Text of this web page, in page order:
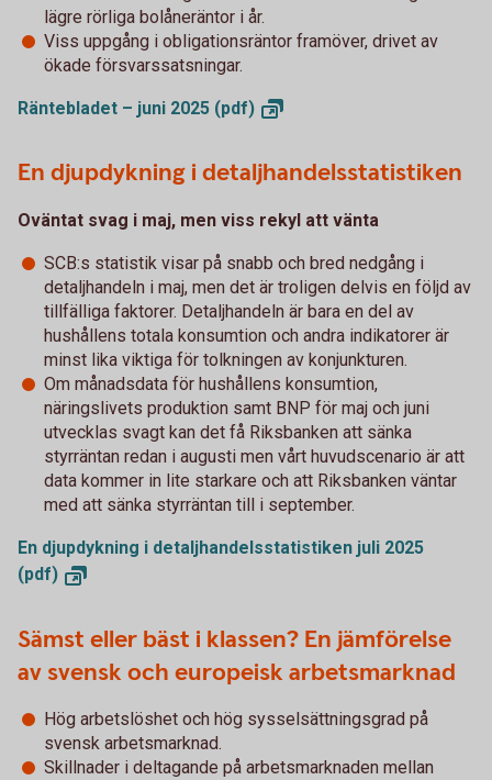
lägre rörliga bolåneräntor i år.
Viss uppgång i obligationsräntor framöver, drivet av
ökade försvarssatsningar.
Räntebladet – juni 2025 (pdf)
En djupdykning i detaljhandelsstatistiken
Oväntat svag i maj, men viss rekyl att vänta
SCB:s statistik visar på snabb och bred nedgång i
detaljhandeln i maj, men det är troligen delvis en följd av
tillfälliga faktorer. Detaljhandeln är bara en del av
hushållens totala konsumtion och andra indikatorer är
minst lika viktiga för tolkningen av konjunkturen.
Om månadsdata för hushållens konsumtion,
näringslivets produktion samt BNP för maj och juni
utvecklas svagt kan det få Riksbanken att sänka
styrräntan redan i augusti men vårt huvudscenario är att
data kommer in lite starkare och att Riksbanken väntar
med att sänka styrräntan till i september.
En djupdykning i detaljhandelsstatistiken juli 2025
(pdf)
Sämst eller bäst i klassen? En jämförelse
av svensk och europeisk arbetsmarknad
Hög arbetslöshet och hög sysselsättningsgrad på
svensk arbetsmarknad.
Skillnader i deltagande på arbetsmarknaden mellan